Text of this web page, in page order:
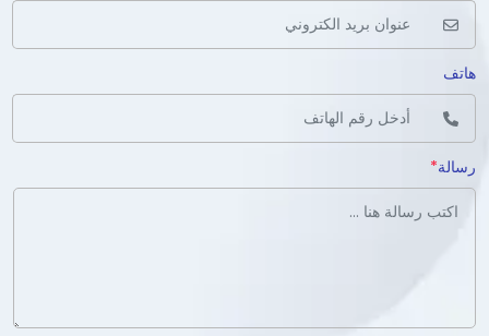
هاتف
رسالة*